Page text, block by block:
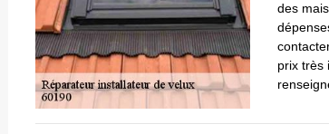
des
prix très